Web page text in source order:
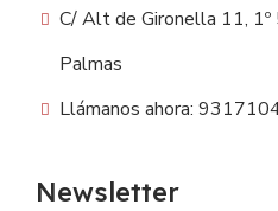
C/ Alt de Gironella 11, 1º
Palmas
Llámanos ahora:
Newsletter